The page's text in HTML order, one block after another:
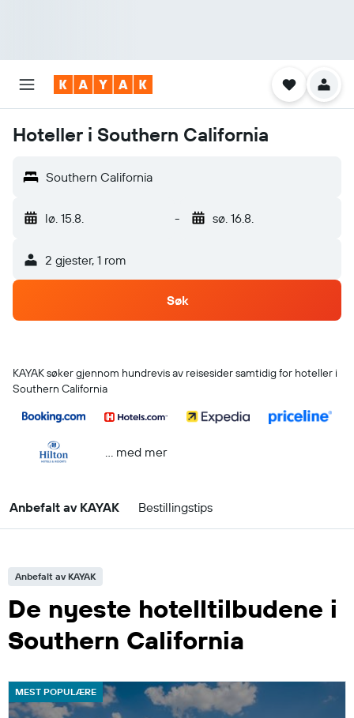
Hoteller i Southern California
Southern California
lø. 15.8. - sø. 16.8.
2 gjester, 1 rom
Søk
KAYAK søker gjennom hundrevis av reisesider samtidig for hoteller i
Southern California
… med mer
Anbefalt av KAYAK Bestillingstips
Anbefalt av KAYAK
De nyeste hotelltilbudene i
Southern California
MEST POPULÆRE